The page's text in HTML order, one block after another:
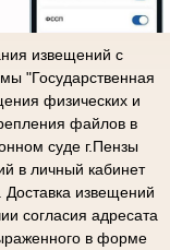
извещений с
"Государственная
физических и
файлов в
суде г.Пензы
в личный кабинет
Доставка извещений
согласия адресата
в форме